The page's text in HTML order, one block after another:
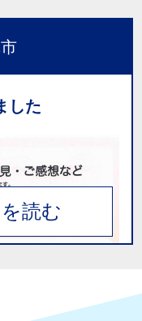
す。
は大変お世話に
たですが、今は
に思います。
とおっしゃって
レの方法を教え
した